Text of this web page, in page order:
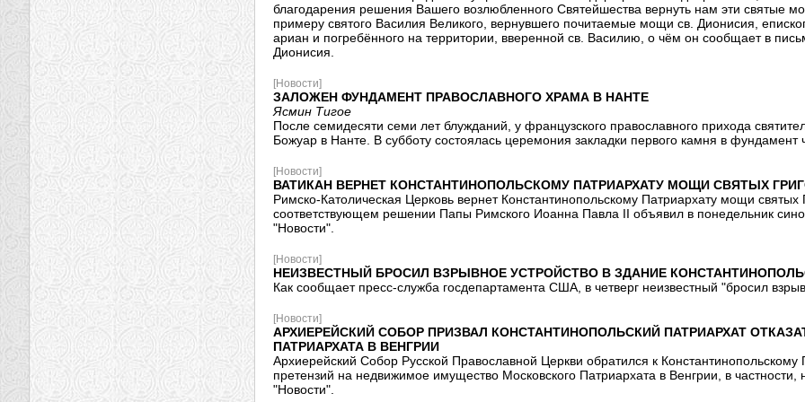
благодарения решения Вашего возлюбленного Святейшества вернуть нам эти
примеру святого Василия Великого, вернувшего почитаемые мощи св. Дионисия,
ариан и погребённого на территории, вверенной св. Василию, о чём он сообщает в
Дионисия.
[Новости]
ЗАЛОЖЕН ФУНДАМЕНТ ПРАВОСЛАВНОГО ХРАМА В НАНТЕ
Ясмин Тигое
После семидесяти семи лет блужданий, у французского православного прихода
Божуар в Нанте. В субботу состоялась церемония закладки первого камня в фундамент
[Новости]
ВАТИКАН ВЕРНЕТ КОНСТАНТИНОПОЛЬСКОМУ ПАТРИАРХАТУ МОЩИ СВЯТЫХ
Римско-Католическая Церковь вернет Константинопольскому Патриархату мощи
соответствующем решении Папы Римского Иоанна Павла II объявил в понедельник
"Новости".
[Новости]
НЕИЗВЕСТНЫЙ БРОСИЛ ВЗРЫВНОЕ УСТРОЙСТВО В ЗДАНИЕ
Как сообщает пресс-служба госдепартамента США, в четверг неизвестный "бросил
[Новости]
АРХИЕРЕЙСКИЙ СОБОР ПРИЗВАЛ КОНСТАНТИНОПОЛЬСКИЙ ПАТРИАРХАТ
ПАТРИАРХАТА В ВЕНГРИИ
Архиерейский Собор Русской Православной Церкви обратился к
претензий на недвижимое имущество Московского Патриархата в Венгрии, в
"Новости".